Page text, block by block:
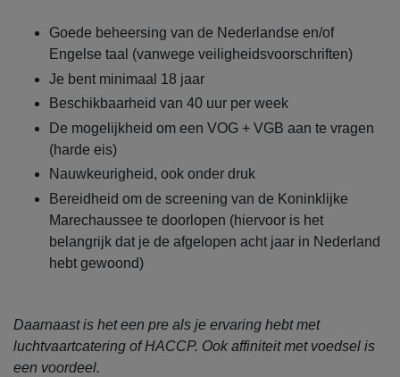
Goede beheersing van de Nederlandse en/of
Engelse taal (vanwege veiligheidsvoorschriften)
Je bent minimaal 18 jaar
Beschikbaarheid van 40 uur per week
De mogelijkheid om een VOG + VGB aan te vragen
(harde eis)
Nauwkeurigheid, ook onder druk
Bereidheid om de screening van de Koninklijke
Marechaussee te doorlopen (hiervoor is het
belangrijk dat je de afgelopen acht jaar in Nederland
hebt gewoond)
Daarnaast is het een pre als je ervaring hebt met
luchtvaartcatering of HACCP. Ook affiniteit met voedsel is
een voordeel.